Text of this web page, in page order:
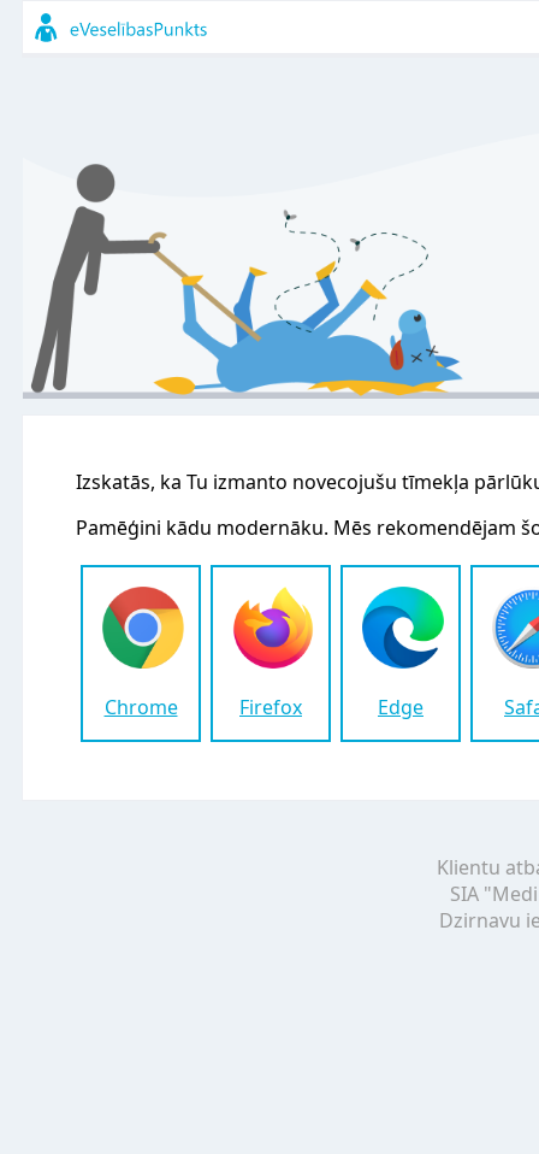
Izskatās, ka Tu izmanto novecojušu tīmekļa
Pamēģini kādu modernāku. Mēs rekomendējam
Chrome Firefox Edge
Klientu
SIA
Dzirnavu